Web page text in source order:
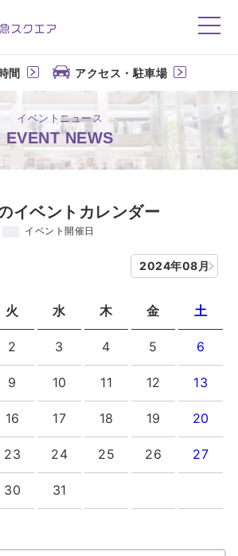
洛北阪急スクエア
間 アクセス・駐車場
イベントニュース
EVENT NEWS
イベントカレンダー
イベント開催日
2024年08月
火 水 木 金 土
2 3 4 5 6
9 10 11 12 13
16 17 18 19 20
23 24 25 26 27
30 31